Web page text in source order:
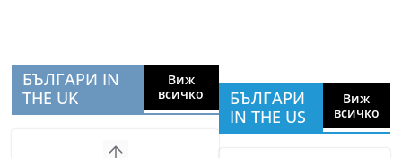
БЪЛГАРИ IN
THE UK
Виж
всичко
БЪЛГАРИ
IN THE US
Виж
всичко